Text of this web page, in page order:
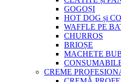
GOGOȘI
HOT DOG și
WAFFLE PE
CHURROS
BRIOȘE
MACHETE
CREME